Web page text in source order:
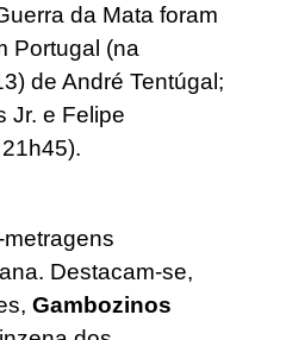
da Mata foram
Portugal (na
de André Tentúgal;
Jr. e Felipe
Destacam-se,
Gambozinos